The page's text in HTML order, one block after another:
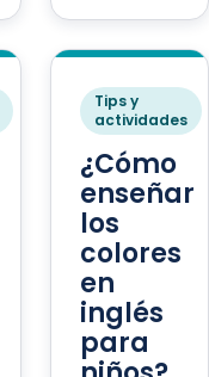
Tips y
actividades
¿Cómo
enseñar
los
colores
en
inglés
para